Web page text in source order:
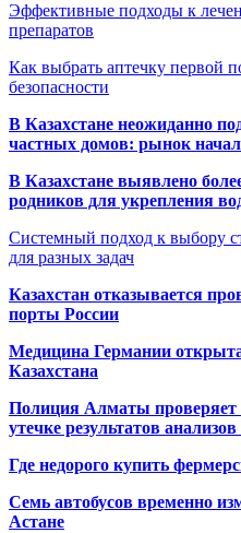
Эффективные подходы к
препаратов
Как выбрать аптечку первой
безопасности
В Казахстане неожиданно
частных домов: рынок
В Казахстане выявлено
родников для укрепления
Системный подход к выбору
для разных задач
Казахстан отказывается
порты России
Медицина Германии
Казахстана
Полиция Алматы
утечке результатов
Где недорого купить
Семь автобусов временно
Астане